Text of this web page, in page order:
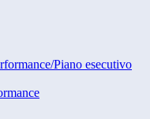
Piano esecutivo